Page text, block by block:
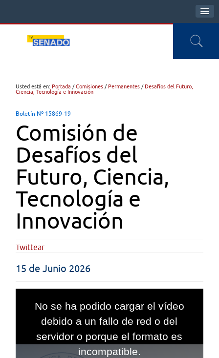
Usted está en: Portada /Comisiones / Permanentes / Desafíos del Futuro,
Ciencia, Tecnología e Innovación
Boletín Nº 15869-19
Comisión de
Desafíos del
Futuro, Ciencia,
Tecnología e
Innovación
Twittear
15 de Junio 2026
window.
No se ha podido cargar el vídeo
debido a un fallo de red o del
servidor o porque el formato es
incompatible.